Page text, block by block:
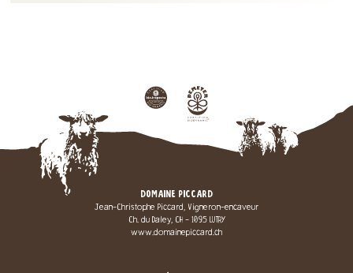
DOMAINE PICCARD
Jean-Christophe Piccard, Vigneron-encaveur
Ch. du Daley, CH - 1095 LUTRY
www.domainepiccard.ch